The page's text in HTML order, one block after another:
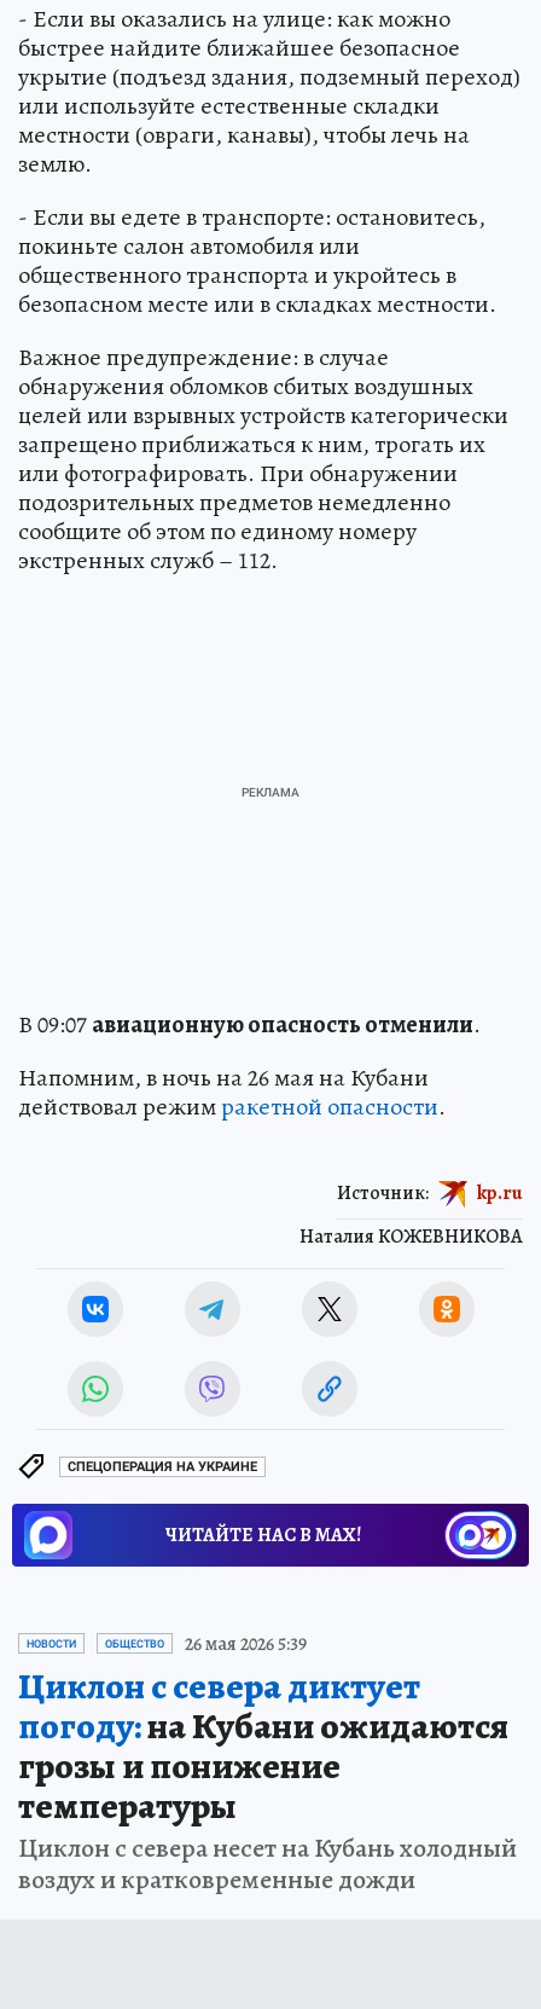
- Если вы оказались на улице: как можно
быстрее найдите ближайшее безопасное
укрытие (подъезд здания, подземный переход)
или используйте естественные складки
местности (овраги, канавы), чтобы лечь на
землю.
- Если вы едете в транспорте: остановитесь,
покиньте салон автомобиля или
общественного транспорта и укройтесь в
безопасном месте или в складках местности.
Важное предупреждение: в случае
обнаружения обломков сбитых воздушных
целей или взрывных устройств категорически
запрещено приближаться к ним, трогать их
или фотографировать. При обнаружении
подозрительных предметов немедленно
сообщите об этом по единому номеру
экстренных служб – 112.
В 09:07авиационную опасность отменили.
Напомним, в ночь на 26 мая на Кубани
действовал режимракетной опасности.
Наталия КОЖЕВНИКОВА
Источник: kp.ru
СПЕЦОПЕРАЦИЯ НА УКРАИНЕ
ЧИТАЙТЕ НАС В МАХ!
НОВОСТИ ОБЩЕСТВО 26 мая 2026 5:39
Циклон с севера диктует
погоду:на Кубани ожидаются
грозы и понижение
температуры
Циклон с севера несет на Кубань холодный
воздух и кратковременные дожди